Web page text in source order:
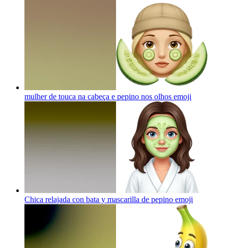
mulher de touca na cabeça e pepino nos olhos emoji
Chica relajada con bata y mascarilla de pepino emoji